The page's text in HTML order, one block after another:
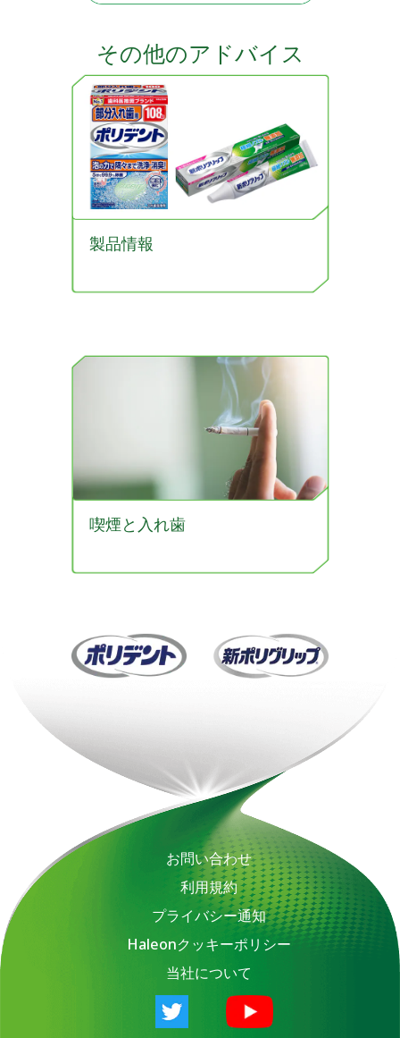
その他のアドバイス
製品情報
喫煙と入れ歯
お問い合わせ
利用規約
プライバシー通知
Haleonクッキーポリシー
当社について